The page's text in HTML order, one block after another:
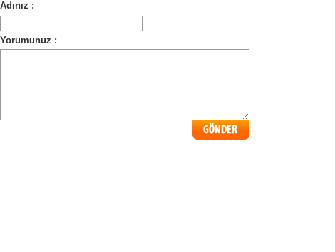
Adınız :
Yorumunuz :